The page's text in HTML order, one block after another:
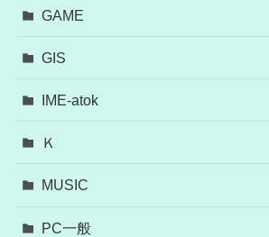
GAME
GIS
IME-atok
Ｋ
MUSIC
PC一般